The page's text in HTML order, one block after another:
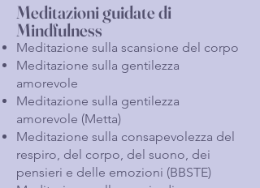
Meditazioni guidate di
Mindfulness
Meditazione sulla scansione del corpo
Meditazione sulla gentilezza
amorevole
Meditazione sulla gentilezza
amorevole (Metta)
Meditazione sulla consapevolezza del
respiro, del corpo, del suono, dei
pensieri e delle emozioni (BBSTE)